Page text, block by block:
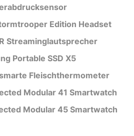
Edition Headset
Streaminglautsprecher
Portable SSD X5
smarte Fleischthermometer
Modular 41 Smartwatch
Modular 45 Smartwatch